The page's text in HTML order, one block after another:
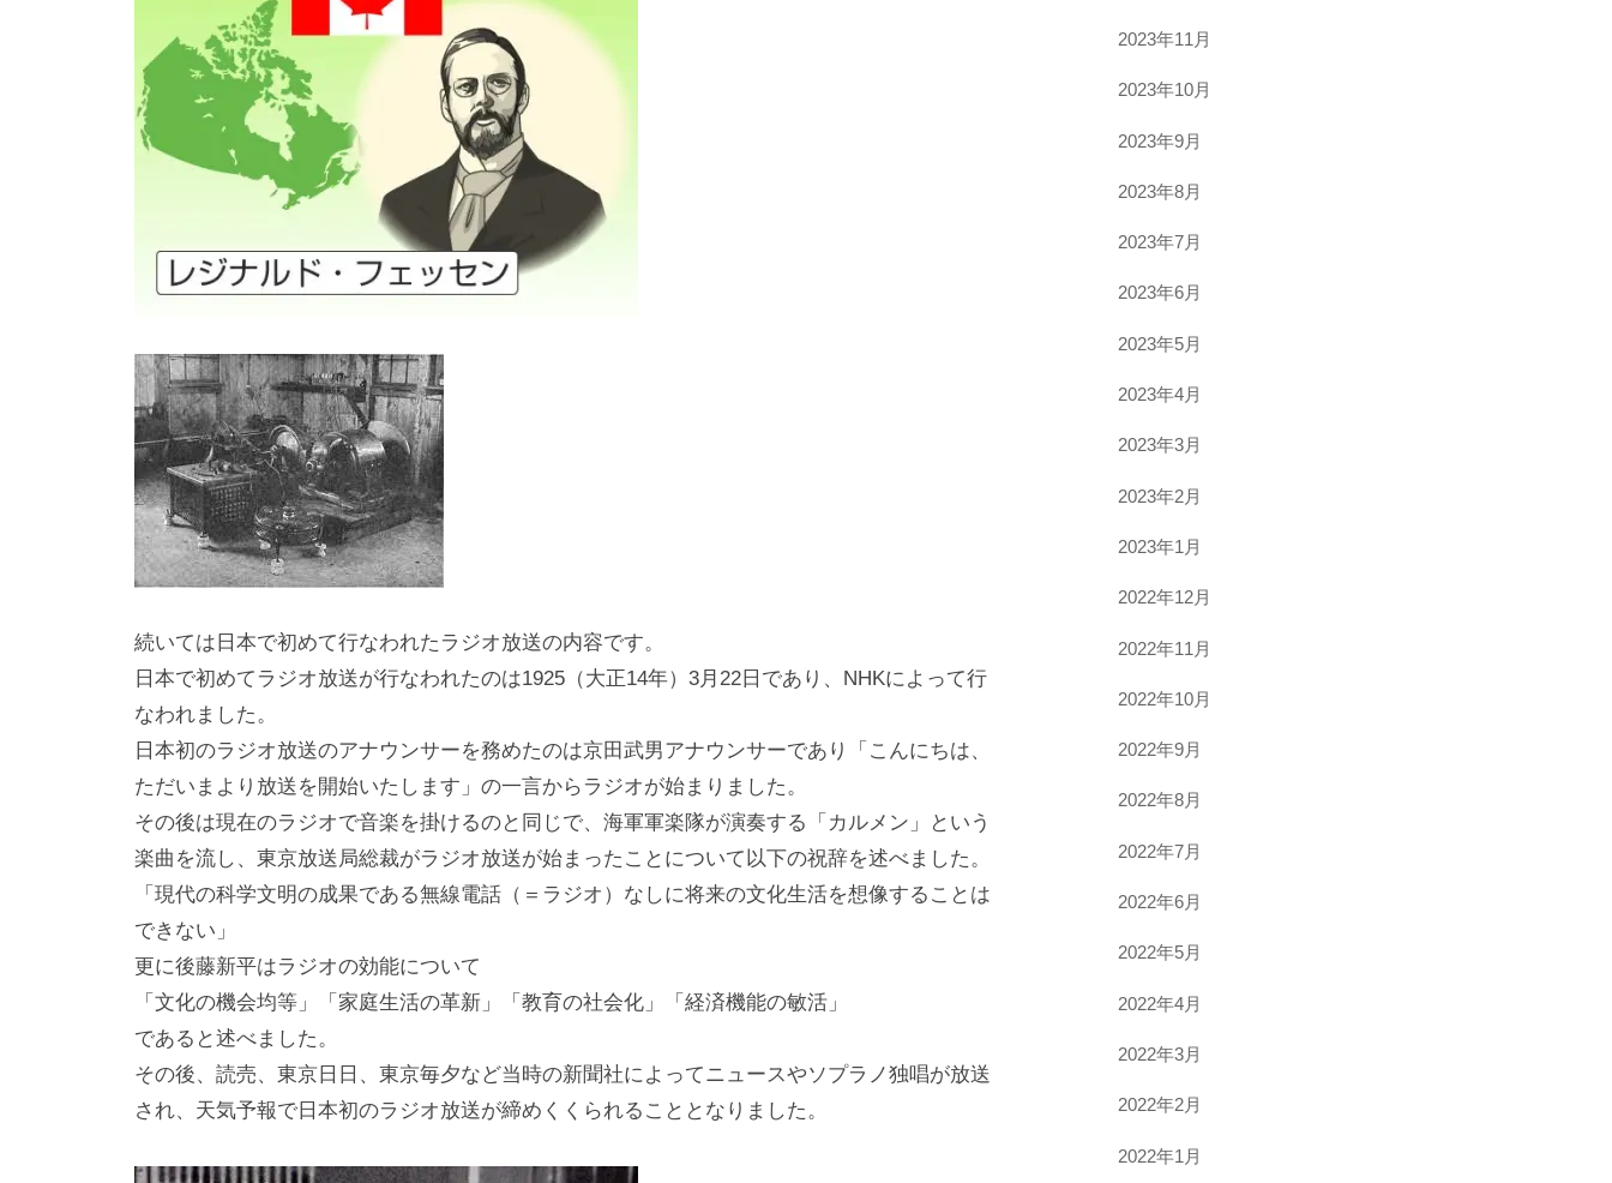
続いては日本で初めて行なわれたラジオ放送の内容です。
日本で初めてラジオ放送が行なわれたのは1925（大正14年）3月22日であり、NHKによって行
なわれました。
日本初のラジオ放送のアナウンサーを務めたのは京田武男アナウンサーであり「こんにちは、
ただいまより放送を開始いたします」の一言からラジオが始まりました。
その後は現在のラジオで音楽を掛けるのと同じで、海軍軍楽隊が演奏する「カルメン」という
楽曲を流し、東京放送局総裁がラジオ放送が始まったことについて以下の祝辞を述べました。
「現代の科学文明の成果である無線電話（＝ラジオ）なしに将来の文化生活を想像することは
できない」
更に後藤新平はラジオの効能について
「文化の機会均等」「家庭生活の革新」「教育の社会化」「経済機能の敏活」
であると述べました。
その後、読売、東京日日、東京毎夕など当時の新聞社によってニュースやソプラノ独唱が放送
され、天気予報で日本初のラジオ放送が締めくくられることとなりました。
2023年11月
2023年10月
2023年9月
2023年8月
2023年7月
2023年6月
2023年5月
2023年4月
2023年3月
2023年2月
2023年1月
2022年12月
2022年11月
2022年10月
2022年9月
2022年8月
2022年7月
2022年6月
2022年5月
2022年4月
2022年3月
2022年2月
2022年1月